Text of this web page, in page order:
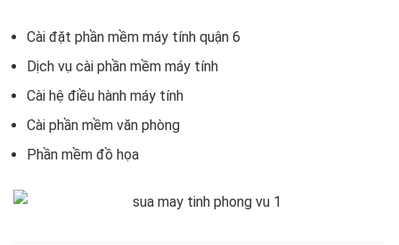
Cài đặt phần mềm máy tính quận 6
Dịch vụ cài phần mềm máy tính
Cài hệ điều hành máy tính
Cài phần mềm văn phòng
Phần mềm đồ họa